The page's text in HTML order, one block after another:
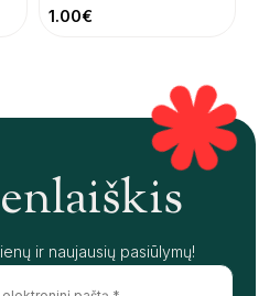
1.00€
ir naujausių pasiūlymų!